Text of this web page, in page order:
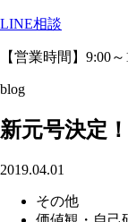
LINE相談
【営業時間】9:00
blog
新元号決定
2019.04.01
その他